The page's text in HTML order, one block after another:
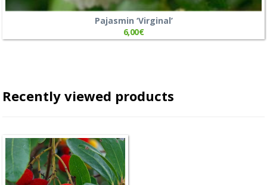
Pajasmin ‘Virginal’
6,00€
Recently viewed products